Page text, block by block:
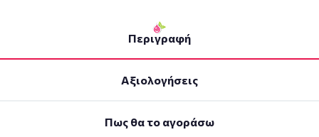
Περιγραφή
Αξιολογήσεις
Πως θα το αγοράσω